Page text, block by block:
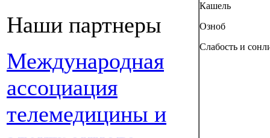
Наши партнеры
Международная
ассоциация
телемедицины и
Кашель
Озноб
Слабость и